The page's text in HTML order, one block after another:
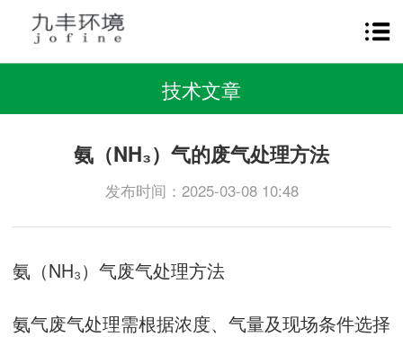
技术文章
氨（NH₃）气的废气处理方法
发布时间：2025-03-08 10:48
氨（NH₃）气废气处理方法
氨气废气处理需根据浓度、气量及现场条件选择